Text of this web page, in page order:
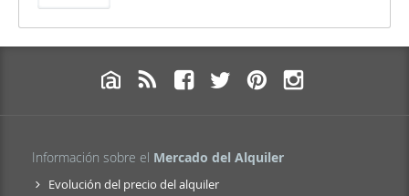
Información sobre el Mercado del Alquiler
Evolución del precio del alquiler